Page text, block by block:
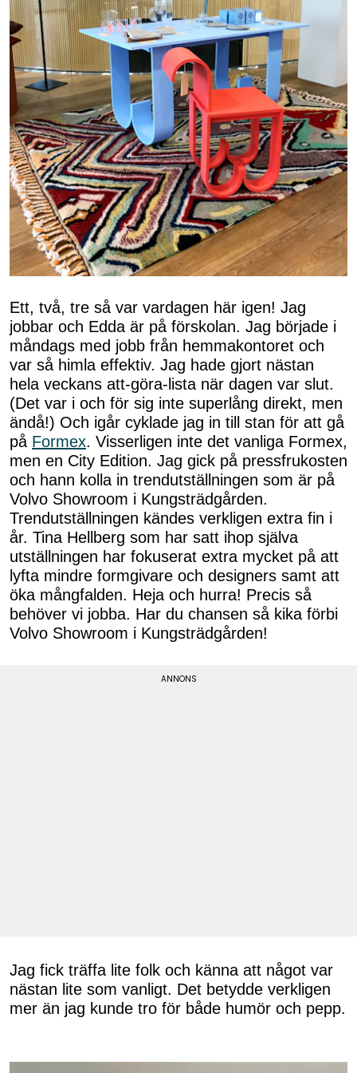
Ett, två, tre så var vardagen här igen! Jag
jobbar och Edda är på förskolan. Jag började i
måndags med jobb från hemmakontoret och
var så himla effektiv. Jag hade gjort nästan
hela veckans att-göra-lista när dagen var slut.
(Det var i och för sig inte superlång direkt, men
ändå!) Och igår cyklade jag in till stan för att gå
på Formex. Visserligen inte det vanliga Formex,
men en City Edition. Jag gick på pressfrukosten
och hann kolla in trendutställningen som är på
Volvo Showroom i Kungsträdgården.
Trendutställningen kändes verkligen extra fin i
år. Tina Hellberg som har satt ihop själva
utställningen har fokuserat extra mycket på att
lyfta mindre formgivare och designers samt att
öka mångfalden. Heja och hurra! Precis så
behöver vi jobba. Har du chansen så kika förbi
Volvo Showroom i Kungsträdgården!
Jag fick träffa lite folk och känna att något var
nästan lite som vanligt. Det betydde verkligen
mer än jag kunde tro för både humör och pepp.